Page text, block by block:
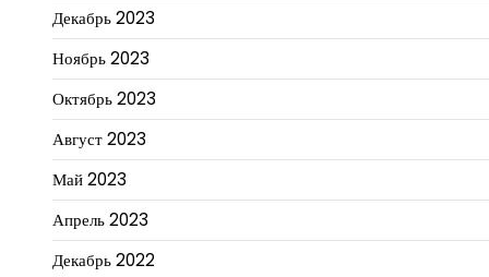
Декабрь 2023
Ноябрь 2023
Октябрь 2023
Август 2023
Май 2023
Апрель 2023
Декабрь 2022